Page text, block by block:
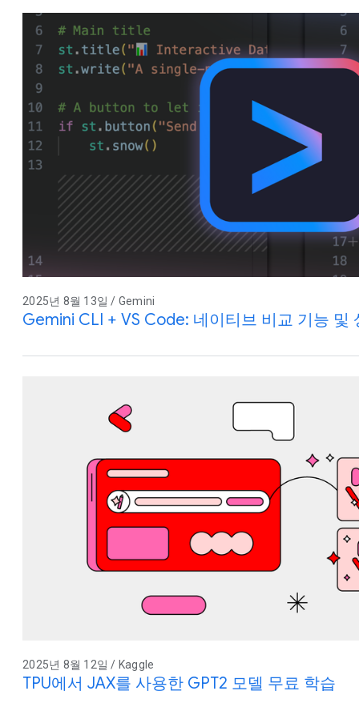
2025년 8월 13일 / Gemini
Gemini CLI + VS Code: 네이티브 비교 기능 및
2025년 8월 12일 / Kaggle
TPU에서 JAX를 사용한 GPT2 모델 무료 학습